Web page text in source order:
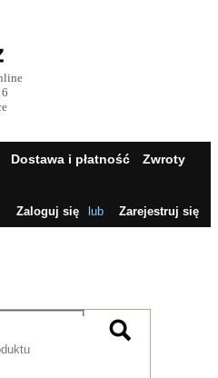
Dostawa i płatność
Zwroty
Zaloguj się lub Zarejestruj się